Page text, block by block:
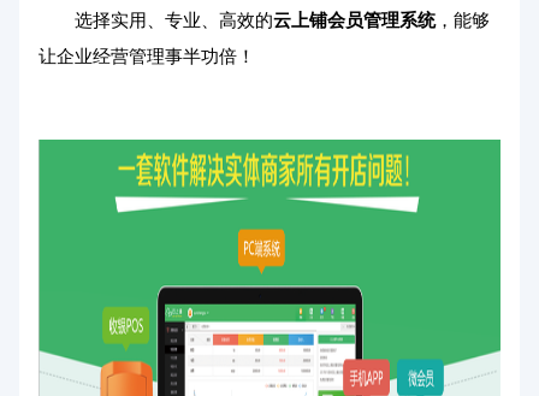
选择实用、专业、高效的云上铺会员管理系统，能够
让企业经营管理事半功倍！